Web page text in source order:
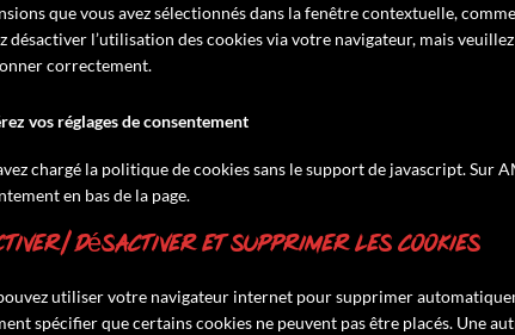
que vous avez sélectionnés dans la fenêtre contextuelle,
désactiver l’utilisation des cookies via votre navigateur, mais
correctement.
vos réglages de consentement
chargé la politique de cookies sans le support de javascript. Sur
en bas de la page.
désactiver et supprimer les cookies
utiliser votre navigateur internet pour supprimer
spécifier que certains cookies ne peuvent pas être placés. Une